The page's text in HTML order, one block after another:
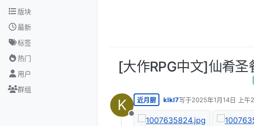
跳转至内容
版块
最新
标签
热门
用户
群组
[大作RPG中文]仙肴圣
K
离线
近月厨 klkl7写于2025年1月14日 上午
最后由 编辑